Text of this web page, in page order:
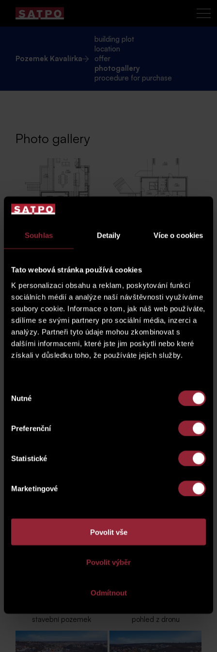
Souhlas Detaily Více o cookies
Tato webová stránka používá cookies
K personalizaci obsahu a reklam, poskytování funkcí
sociálních médií a analýze naší návštěvnosti využíváme
soubory cookie. Informace o tom, jak náš web používáte,
sdílíme se svými partnery pro sociální média, inzerci a
analýzy. Partneři tyto údaje mohou zkombinovat s
dalšími informacemi, které jste jim poskytli nebo které
získali v důsledku toho, že používáte jejich služby.
souhlasu
Nutné
Preferenční
Statistické
Marketingové
Povolit vše
Povolit výběr
Odmítnout
Pozemek Kavalírka
building plot
location
offer
photogallery
procedure for purchase
Photo gallery
architektonická studie
architektonická studie architektonická studie
architektonická studie stavební pozemek
stavební pozemek pohled z dronu